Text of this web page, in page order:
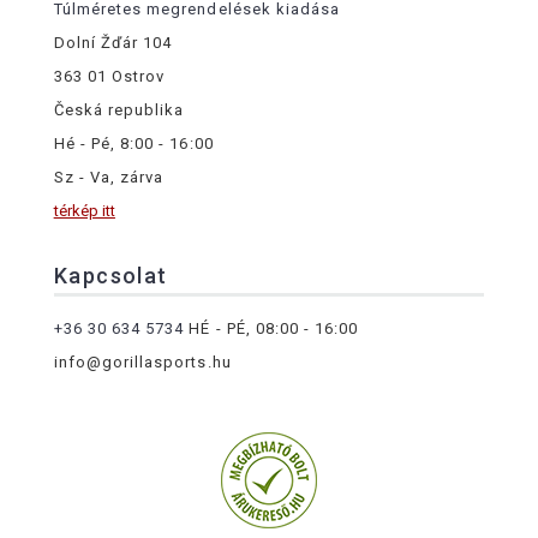
Túlméretes megrendelések kiadása
Dolní Žďár 104
363 01 Ostrov
Česká republika
Hé - Pé, 8:00 - 16:00
Sz - Va, zárva
térkép itt
Kapcsolat
+36 30 634 5734 HÉ - PÉ, 08:00 - 16:00
info@gorillasports.hu